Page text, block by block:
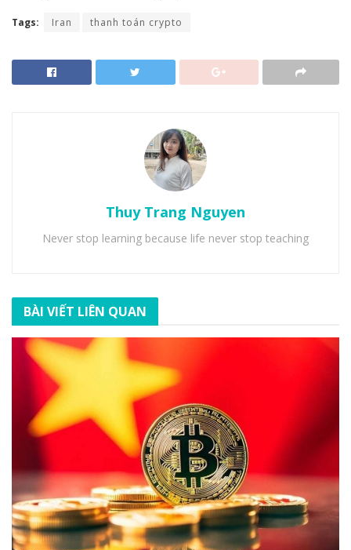
Tags: Iran thanh toán crypto
Thuy Trang Nguyen
Never stop learning because life never stop teaching
BÀI VIẾT LIÊN QUAN